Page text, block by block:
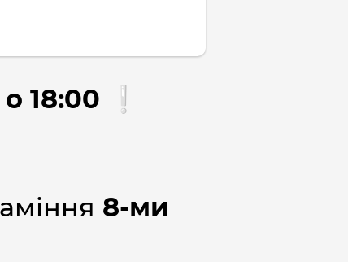
18:00 ❕
8-ми